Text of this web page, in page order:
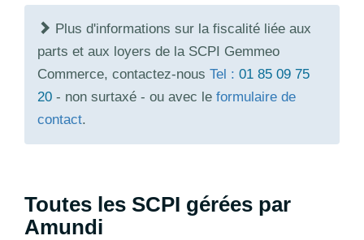
Plus d'informations sur la fiscalité liée aux
parts et aux loyers de la SCPI Gemmeo
Commerce, contactez-nous Tel : 01 85 09 75
20 - non surtaxé - ou avec le formulaire de
contact.
Toutes les SCPI gérées par
Amundi